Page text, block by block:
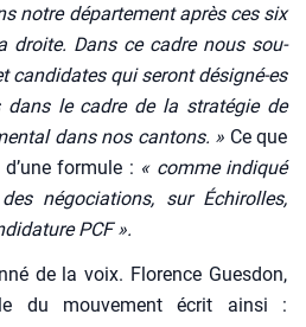
notre dépar­te­ment après ces six
droite. Dans ce cadre nous sou­
can­di­dates qui seront dési­gné-es
dans le cadre de la stra­té­gie de
dans nos can­tons. » Ce que
for­mule : « comme indi­qué
négo­cia­tions, sur Échi­rolles,
PCF ».
de la voix. Flo­rence Gues­don,
du mou­ve­ment écrit ain­si :